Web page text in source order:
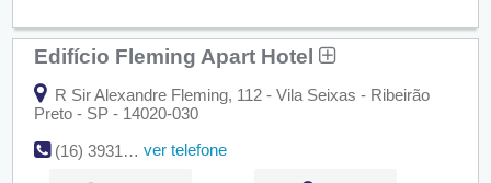
Edifício Fleming Apart Hotel
R Sir Alexandre Fleming, 112 - Vila Seixas - Ribeirão
Preto - SP - 14020-030
(16) 3931-6127
ver telefone